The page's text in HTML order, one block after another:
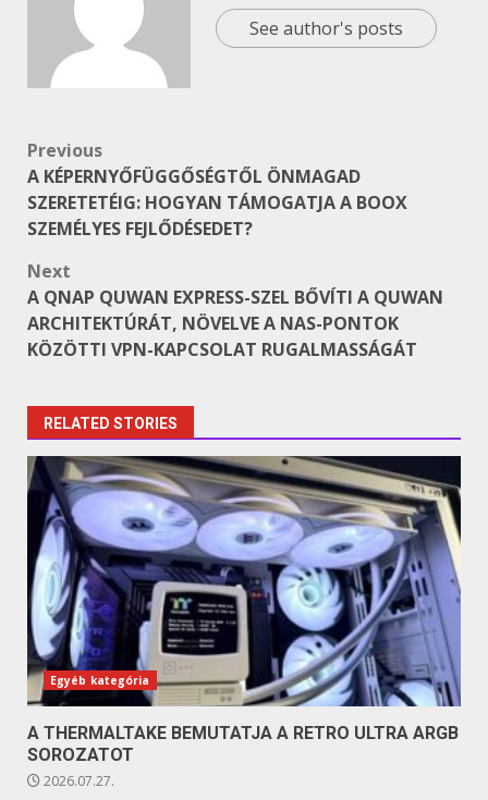
See author's posts
Post
navigation
Previous
A KÉPERNYŐFÜGGŐSÉGTŐL ÖNMAGAD
SZERETETÉIG: HOGYAN TÁMOGATJA A BOOX
SZEMÉLYES FEJLŐDÉSEDET?
Next
A QNAP QUWAN EXPRESS-SZEL BŐVÍTI A QUWAN
ARCHITEKTÚRÁT, NÖVELVE A NAS-PONTOK
KÖZÖTTI VPN-KAPCSOLAT RUGALMASSÁGÁT
RELATED STORIES
Egyéb kategória
A THERMALTAKE BEMUTATJA A RETRO ULTRA ARGB
SOROZATOT
2026.07.27.